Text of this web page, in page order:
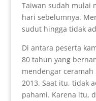
Taiwan sudah mulai
hari sebelumnya.
sudut hingga tidak
Di antara peserta
80 tahun yang
mendengar
2013. Saat itu, tidak
pahami. Karena itu,